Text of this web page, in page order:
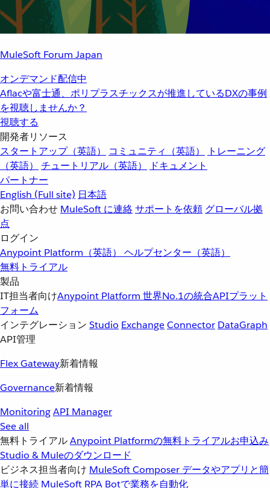
MuleSoft Forum Japan
オンデマンド配信中
Aflacや富士通、ポリプラスチックスが推進しているDXの事例
を視聴しませんか？
視聴する
開発者リソース
スタートアップ（英語）
コミュニティ（英語）
トレーニング
（英語）
チュートリアル（英語）
ドキュメント
パートナー
English (Full site) 日本語
お問い合わせ MuleSoft に連絡サポートを依頼 グローバル拠
点
ログイン
Anypoint Platform（英語） ヘルプセンター（英語）
無料トライアル
製品
IT担当者向けAnypoint Platform 世界No.1の統合APIプラット
フォーム
インテグレーション Studio ExchangeConnector DataGraph
API管理
Flex Gateway新着情報
Governance新着情報
MonitoringAPI Manager
See all
無料トライアルAnypoint Platformの無料トライアルお申込み
Studio & Muleのダウンロード
ビジネス担当者向け MuleSoft Composer データやアプリと簡
単に接続 MuleSoft RPA Botで業務を自動化